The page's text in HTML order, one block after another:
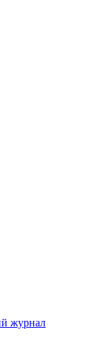
журнал